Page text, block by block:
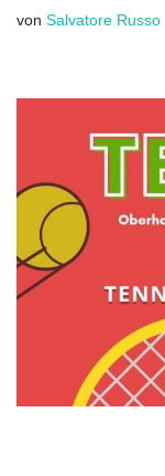
von Salvatore Russo